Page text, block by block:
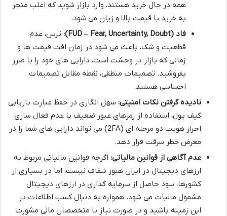
همه در حال خرید هستند، وارد بازار شوید که اغلب منجر
به خرید با قیمت بالا و زیان می شود.
فاد (FUD – Fear, Uncertainty, Doubt):
ترس، عدم
قطعیت و شک، باعث می شود در زمان افت قیمت ها و
زمانی که بازار در وحشت است، دارایی های خود را با ضرر
بفروشید. تصمیمات منطقی، نقطه مقابل تصمیمات
احساسی هستند.
نادیده گرفتن نکات امنیتی: سهل انگاری در حفظ عبارت بازیابی
کیف پول، استفاده از رمزهای عبور ضعیف یا عدم فعال سازی
احراز هویت دو مرحله ای (2FA) می تواند دارایی های شما را در
معرض خطر سرقت قرار دهد.
عدم آگاهی از قوانین مالیاتی: اگرچه قوانین مالیاتی مربوط به
ارزهای دیجیتال در ایران هنوز شفاف نیست، اما در بسیاری از
کشورها، سود حاصل از سرمایه گذاری در ارزهای دیجیتال
مشمول مالیات می شود. همواره به دنبال کسب اطلاعات در
این زمینه باشید و در صورت نیاز با متخصصان مالی مشورت